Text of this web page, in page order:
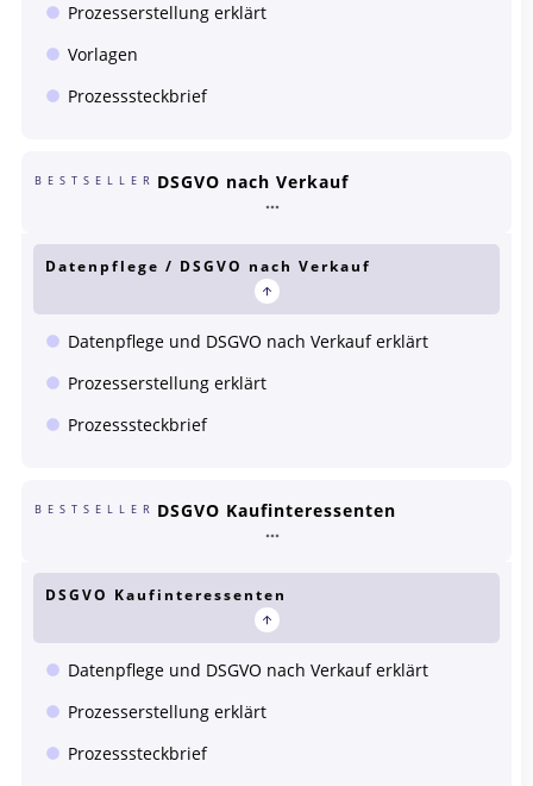
Prozesserstellung erklärt
Vorlagen
Prozesssteckbrief
BESTSELLER DSGVO nach Verkauf
Datenpflege / DSGVO nach Verkauf
Datenpflege und DSGVO nach Verkauf erklärt
Prozesserstellung erklärt
Prozesssteckbrief
BESTSELLER DSGVO Kaufinteressenten
DSGVO Kaufinteressenten
Datenpflege und DSGVO nach Verkauf erklärt
Prozesserstellung erklärt
Prozesssteckbrief